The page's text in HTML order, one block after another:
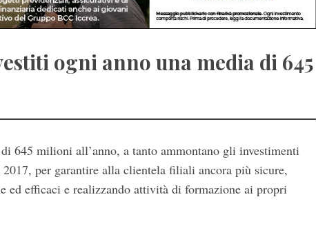
ogni anno una media di 645
645 milioni all’anno, a tanto ammontano gli investimenti
per garantire alla clientela filiali ancora più sicure,
ed efficaci e realizzando attività di formazione ai propri